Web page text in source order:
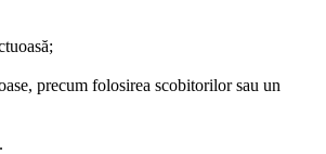
precum folosirea scobitorilor sau un